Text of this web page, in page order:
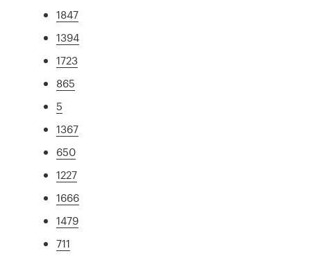
1847
1394
1723
865
5
1367
650
1227
1666
1479
711